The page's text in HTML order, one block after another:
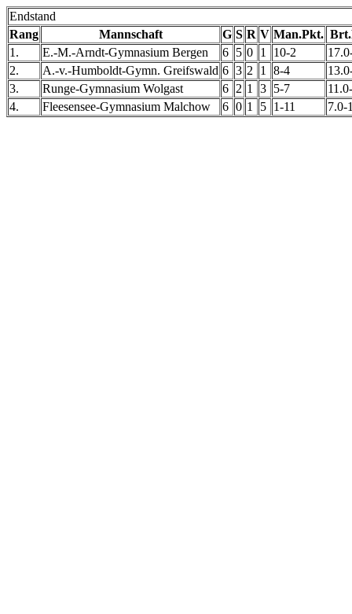
Endstand
Rang
Mannschaft G S R V Man.Pkt.
1.
E.-M.-Arndt-Gymnasium Bergen 6 5 0 1 10-2
2.
A.-v.-Humboldt-Gymn. Greifswald 6 3 2 1 8-4
3.
Runge-Gymnasium Wolgast 6 2 1 3 5-7
4.
Fleesensee-Gymnasium Malchow 6 0 1 5 1-11 7.0-